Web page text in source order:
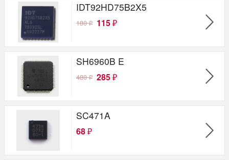
IDT92HD75B2X5
180₽ 115 ₽
SH6960B E
480₽ 285 ₽
SC471A
68 ₽